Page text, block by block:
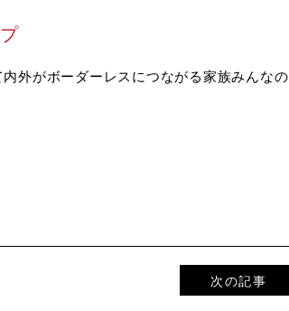
外がボーダーレスにつながる家族みんなの
次の記事